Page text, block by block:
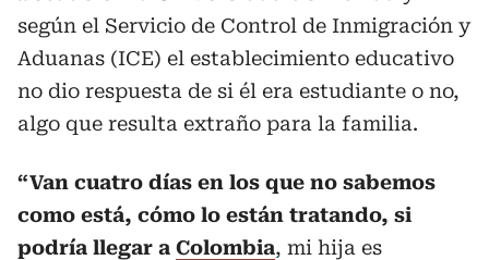
según el Servicio de Control de Inmigración y
Aduanas (ICE) el establecimiento educativo
no dio respuesta de si él era estudiante o no,
algo que resulta extraño para la familia.
“Van cuatro días en los que no sabemos
como está, cómo lo están tratando, si
podría llegar a Colombia, mi hija es